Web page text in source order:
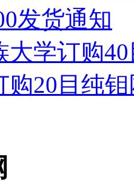
发货通知
大学订购
购20目纯